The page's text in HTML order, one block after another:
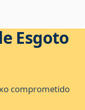
Esgoto
comprometido